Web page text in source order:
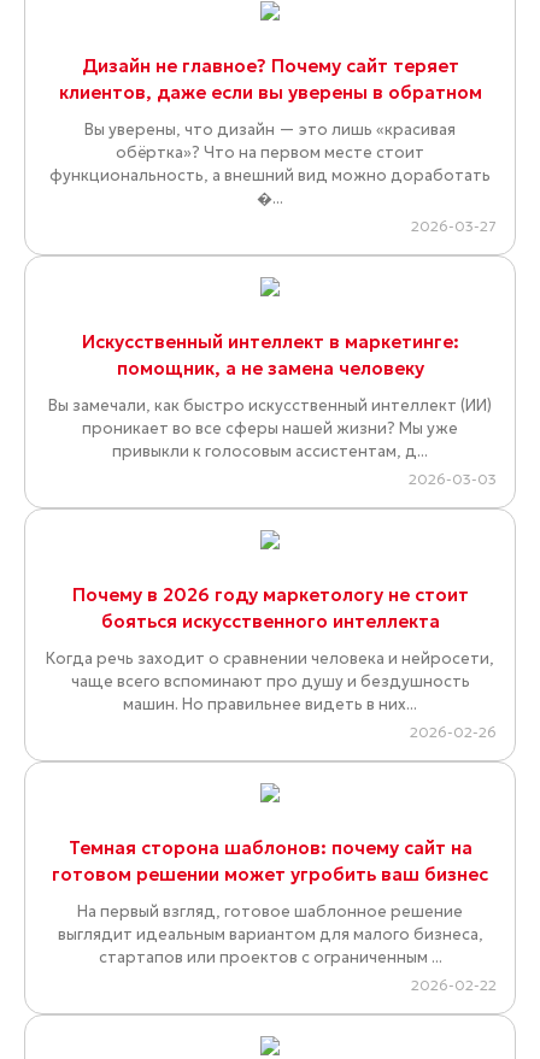
Дизайн не главное? Почему сайт теряет
клиентов, даже если вы уверены в обратном
Вы уверены, что дизайн — это лишь «красивая
обёртка»? Что на первом месте стоит
функциональность, а внешний вид можно доработать
�...
2026-03-27
Искусственный интеллект в маркетинге:
помощник, а не замена человеку
Вы замечали, как быстро искусственный интеллект (ИИ)
проникает во все сферы нашей жизни? Мы уже
привыкли к голосовым ассистентам, д...
2026-03-03
Почему в 2026 году маркетологу не стоит
бояться искусственного интеллекта
Когда речь заходит о сравнении человека и нейросети,
чаще всего вспоминают про душу и бездушность
машин. Но правильнее видеть в них...
2026-02-26
Темная сторона шаблонов: почему сайт на
готовом решении может угробить ваш бизнес
На первый взгляд, готовое шаблонное решение
выглядит идеальным вариантом для малого бизнеса,
стартапов или проектов с ограниченным ...
2026-02-22